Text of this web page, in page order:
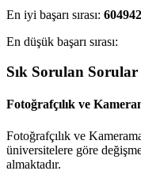
En iyi başarı sırası: 604942
En düşük başarı sırası:
Sık Sorulan Sorular
Fotoğrafçılık ve
Fotoğrafçılık ve
üniversitelere göre
almaktadır.